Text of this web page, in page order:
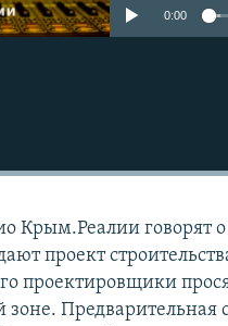
0:00
Крым.Реалии
проект
проектировщики
зоне. Предварительная